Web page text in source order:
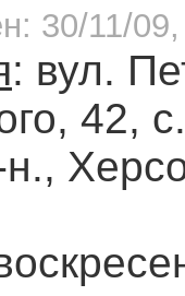
30/11/
: вул.
42,